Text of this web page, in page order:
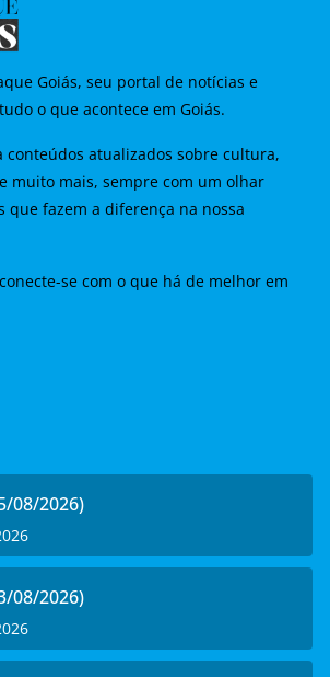
Goiás, seu portal de notícias e
o que acontece em Goiás.
conteúdos atualizados sobre cultura,
muito mais, sempre com um olhar
que fazem a diferença na nossa
se com o que há de melhor em
08/2026)
08/2026)